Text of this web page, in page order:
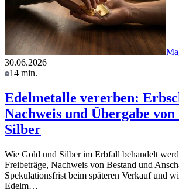
30.06.2026
14 min.
Edelmetalle vererben:
Nachweis und Übergabe von
Silber
Wie Gold und Silber im Erbfall behandelt
Freibeträge, Nachweis von Bestand und
Spekulationsfrist beim späteren Verkauf und
Edelm…